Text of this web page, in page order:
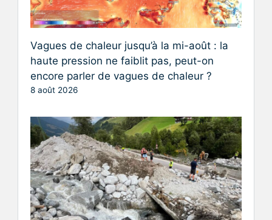
Vagues de chaleur jusqu’à la mi-août : la
haute pression ne faiblit pas, peut-on
encore parler de vagues de chaleur ?
8 août 2026